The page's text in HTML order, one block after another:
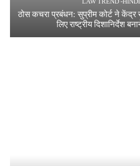
ठोस कचरा प्रबंधन: सुप्रीम कोर्ट ने
लिए राष्ट्रीय दिशानिर्देश